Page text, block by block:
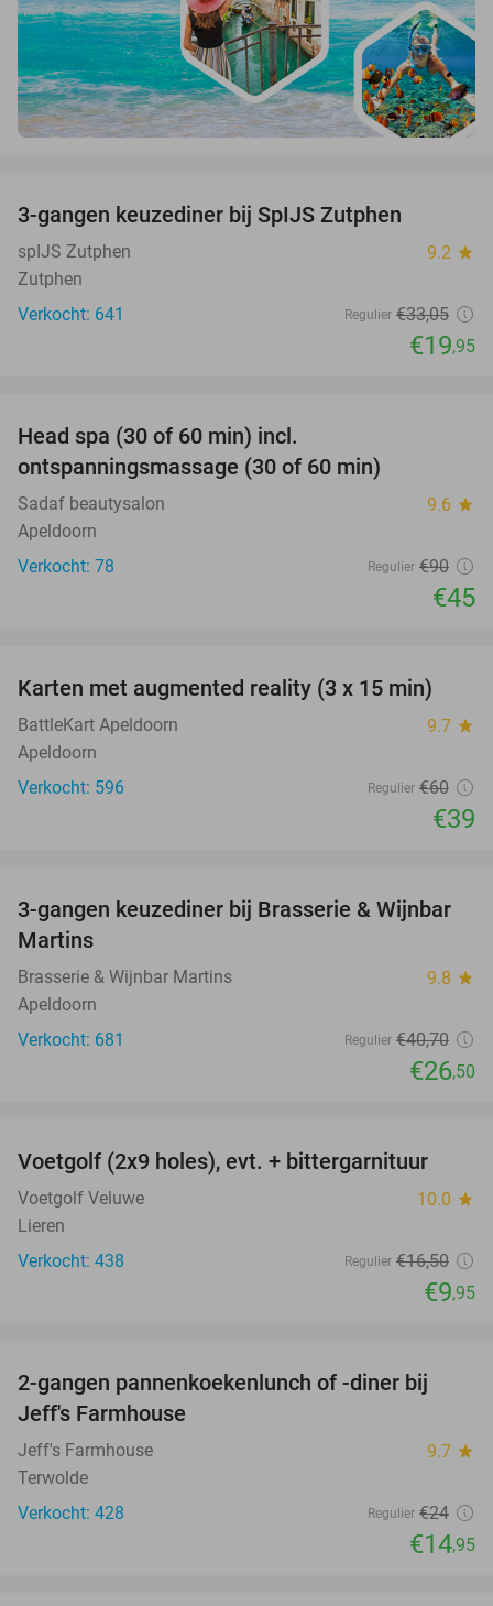
3-gangen keuzediner bij SpIJS Zutphen
spIJS Zutphen 9.2 star
Zutphen
Verkocht: 641
Regulier €33,05
€19,95
Head spa (30 of 60 min) incl.
ontspanningsmassage (30 of 60 min)
Sadaf beautysalon 9.6 star
Apeldoorn
Verkocht: 78
Regulier €90
€45
35%
Karten met augmented reality (3 x 15 min)
BattleKart Apeldoorn 9.7 star
Apeldoorn
Verkocht: 596
Regulier €60
€39
35%
3-gangen keuzediner bij Brasserie & Wijnbar
Martins
Brasserie & Wijnbar Martins 9.8 star
Apeldoorn
Verkocht: 681
Regulier €40,70
€26,50
40%
Voetgolf (2x9 holes), evt. + bittergarnituur
Voetgolf Veluwe 10.0 star
Lieren
Verkocht: 438
Regulier €16,50
€9,95
38%
2-gangen pannenkoekenlunch of -diner bij
Jeff's Farmhouse
Jeff's Farmhouse 9.7 star
Terwolde
Verkocht: 428
Regulier €24
€14,95